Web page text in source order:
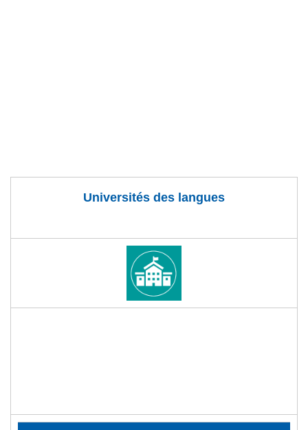
Universités des langues